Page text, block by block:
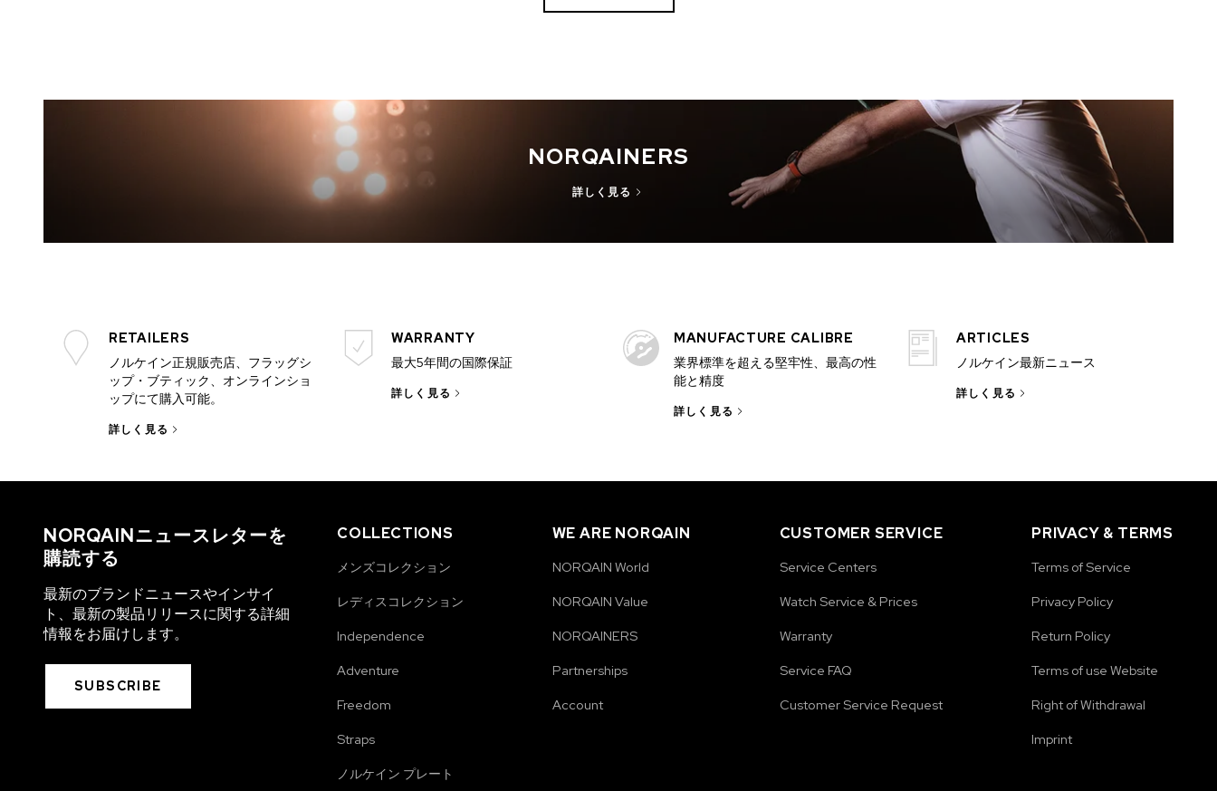
NORQAINERS
詳しく見る
RETAILERS
ノルケイン正規販売店、フラッグシ
ップ・ブティック、オンラインショ
ップにて購入可能。
詳しく見る
WARRANTY
最大5年間の国際保証
詳しく見る
MANUFACTURE CALIBRE
業界標準を超える堅牢性、最高の性
能と精度
詳しく見る
ARTICLES
ノルケイン最新ニュース
詳しく見る
NORQAINニュースレターを
購読する
最新のブランドニュースやインサイ
ト、最新の製品リリースに関する詳細
情報をお届けします。
SUBSCRIBE
COLLECTIONS
メンズコレクション
レディスコレクション
Independence
Adventure
Freedom
Straps
ノルケイン プレート
WE ARE NORQAIN
NORQAIN World
NORQAIN Value
NORQAINERS
Partnerships
Account
CUSTOMER SERVICE
Service Centers
Watch Service & Prices
Warranty
Service FAQ
Customer Service Request
PRIVACY & TERMS
Terms of Service
Privacy Policy
Return Policy
Terms of use Website
Right of Withdrawal
Imprint